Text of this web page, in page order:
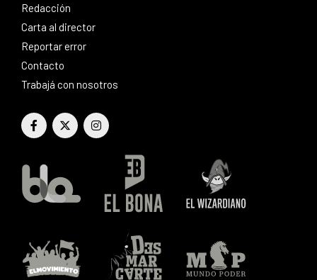
Redacción
Carta al director
Reportar error
Contacto
Trabajá con nosotros